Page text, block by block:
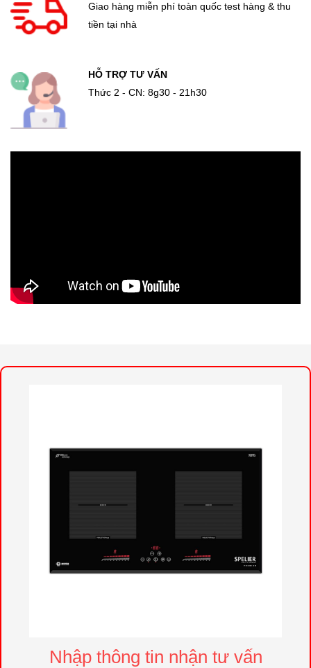
Giao hàng miễn phí toàn quốc test hàng & thu
tiền tại nhà
HỖ TRỢ TƯ VẤN
Thức 2 - CN: 8g30 - 21h30
Nhập thông tin nhận tư vấn